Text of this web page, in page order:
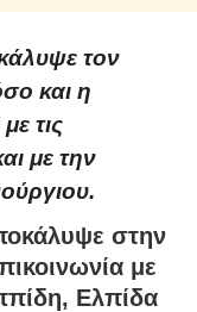
τον
και η
τις
με την
στην
με
Ελπίδα